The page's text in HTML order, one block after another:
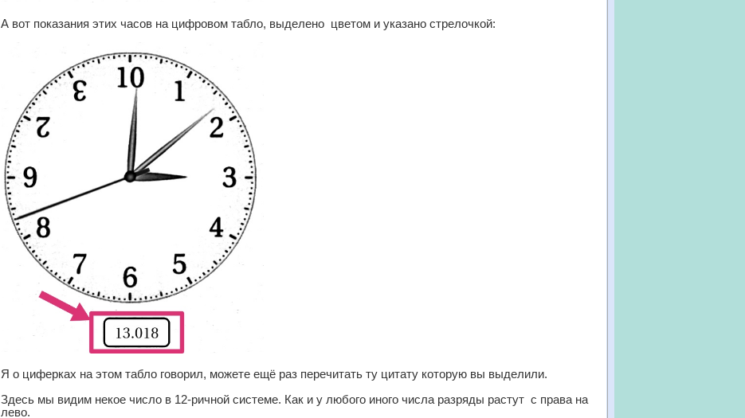
А вот показания этих часов на цифровом табло, выделено цветом и указано стрелочкой:
Я о циферках на этом табло говорил, можете ещё раз перечитать ту цитату которую вы выделили.
Здесь мы видим некое число в 12-ричной системе. Как и у любого иного числа разряды растут с права на
лево.